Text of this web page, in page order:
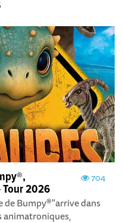
704
Tour 2026
de Bumpy®"arrive dans
animatroniques,